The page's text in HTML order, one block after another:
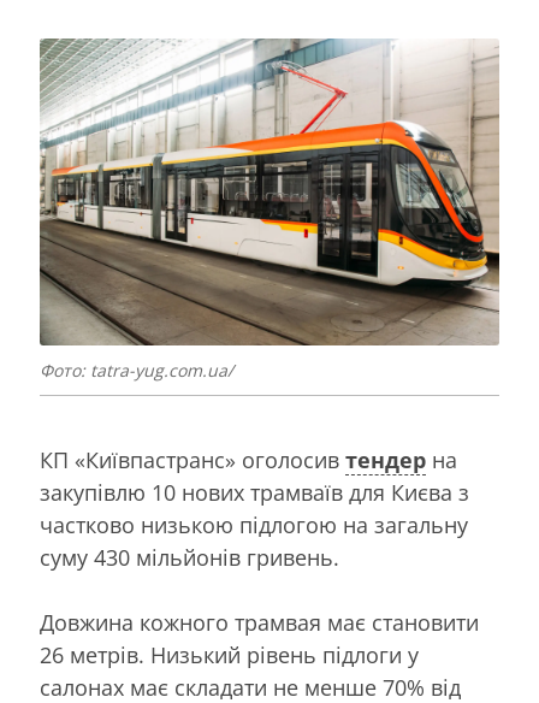
Фото: tatra-yug.com.ua/
КП «Київпастранс» оголосив тендер на
закупівлю 10 нових трамваїв для Києва з
частково низькою підлогою на загальну
суму 430 мільйонів гривень.
Довжина кожного трамвая має становити
26 метрів. Низький рівень підлоги у
салонах має складати не менше 70% від